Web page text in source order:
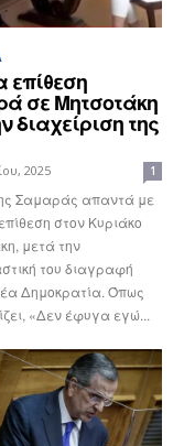
επίθεση
σε Μητσοτάκη
διαχείριση της
2025 1
Σαμαράς απαντά με
στον Κυριάκο
μετά την
του διαγραφή
Δημοκρατία. Όπως
«Δεν έφυγα εγώ...